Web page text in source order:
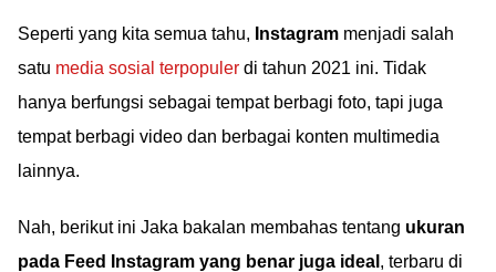
Seperti yang kita semua tahu, Instagram menjadi salah
satu media sosial terpopuler di tahun 2021 ini. Tidak
hanya berfungsi sebagai tempat berbagi foto, tapi juga
tempat berbagi video dan berbagai konten multimedia
lainnya.
Nah, berikut ini Jaka bakalan membahas tentang ukuran
pada Feed Instagram yang benar juga ideal , terbaru di